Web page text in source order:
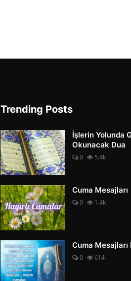
Trending Posts
İşlerin Yolunda
Okunacak Dua
0 5.4k
Cuma Mesajları
0 1.4k
Cuma Mesajları
0 614